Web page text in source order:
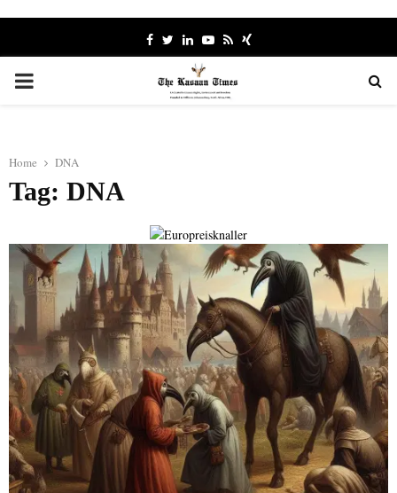
Facebook
TwitterLinkedinYoutube
RssXing
PRIMARY
Home DNA
Tag: DNA